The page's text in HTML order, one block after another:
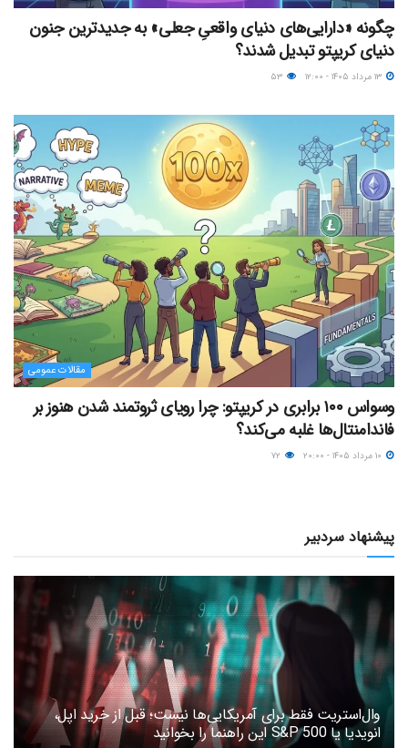
چگونه «دارایی‌های دنیای واقعیِ جعلی» به جدیدترین جنون
دنیای کریپتو تبدیل شدند؟
مقالات عمومی
وسواس ۱۰۰ برابری در کریپتو: چرا رویای ثروتمند شدن هنوز بر
فاندامنتال‌ها غلبه می‌کند؟
پیشنهاد سردبیر
وال‌استریت فقط برای آمریکایی‌ها نیست؛ قبل از خرید اپل،
انویدیا یا S&P 500 این راهنما را بخوانید